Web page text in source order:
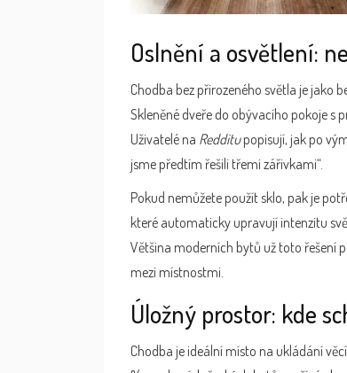
Oslnění a osvětlení:
Chodba bez přirozeného světla je jako
Skleněné dveře do obývacího pokoje s
Uživatelé na Redditupopisují, jak po
jsme předtím řešili třemi zářivkami“.
Pokud nemůžete použít sklo, pak je
které automaticky upravují intenzitu
Většina moderních bytů už toto řešení
mezi místnostmi.
Úložný prostor: kde
Chodba je ideální místo na ukládání